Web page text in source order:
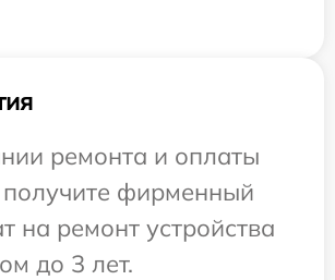
ремонта и оплаты
фирменный
на ремонт устройства
до 3 лет.